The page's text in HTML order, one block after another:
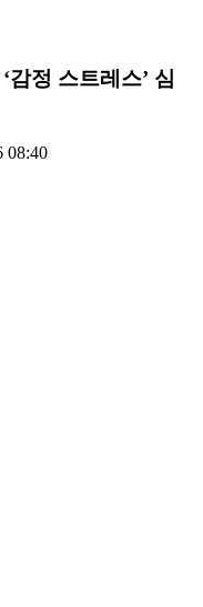
감정 스트레스’ 심
08:40